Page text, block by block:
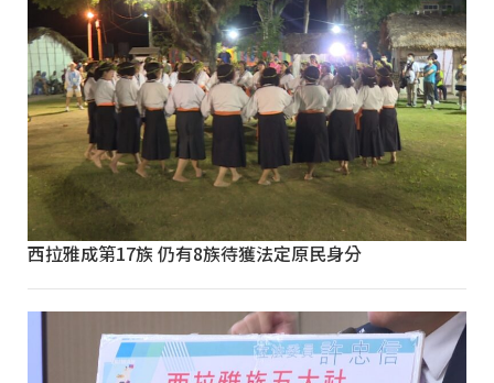
西拉雅成第17族 仍有8族待獲法定原民身分